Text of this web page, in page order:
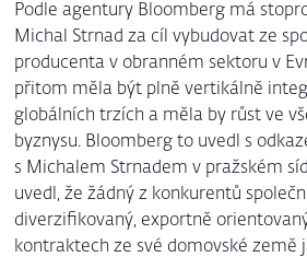
Podle agentury Bloomberg má
Michal Strnad za cíl vybudovat ze
producenta v obranném sektoru v
přitom měla být plně vertikálně
globálních trzích a měla by růst ve
byznysu. Bloomberg to uvedl s
s Michalem Strnadem v pražském
uvedl, že žádný z konkurentů
diverzifikovaný, exportně
kontraktech ze své domovské země